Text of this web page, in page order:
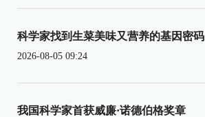
科学家找到生菜美味又营养的基因密码
2026-08-05 09:24
我国科学家首获威廉·诺德伯格奖章